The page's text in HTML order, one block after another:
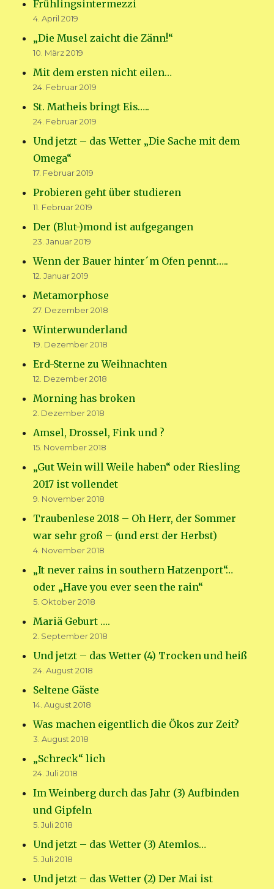
Frühlingsintermezzi
4. April 2019
„Die Musel zaicht die Zänn!“
10. März 2019
Mit dem ersten nicht eilen…
24. Februar 2019
St. Matheis bringt Eis…..
24. Februar 2019
Und jetzt – das Wetter „Die Sache mit dem
Omega“
17. Februar 2019
Probieren geht über studieren
11. Februar 2019
Der (Blut-)mond ist aufgegangen
23. Januar 2019
Wenn der Bauer hinter´m Ofen pennt…..
12. Januar 2019
Metamorphose
27. Dezember 2018
Winterwunderland
19. Dezember 2018
Erd-Sterne zu Weihnachten
12. Dezember 2018
Morning has broken
2. Dezember 2018
Amsel, Drossel, Fink und ?
15. November 2018
„Gut Wein will Weile haben“ oder Riesling
2017 ist vollendet
9. November 2018
Traubenlese 2018 – Oh Herr, der Sommer
war sehr groß – (und erst der Herbst)
4. November 2018
„It never rains in southern Hatzenport“…
oder „Have you ever seen the rain“
5. Oktober 2018
Mariä Geburt ….
2. September 2018
Und jetzt – das Wetter (4) Trocken und heiß
24. August 2018
Seltene Gäste
14. August 2018
Was machen eigentlich die Ökos zur Zeit?
3. August 2018
„Schreck“ lich
24. Juli 2018
Im Weinberg durch das Jahr (3) Aufbinden
und Gipfeln
5. Juli 2018
Und jetzt – das Wetter (3) Atemlos…
5. Juli 2018
Und jetzt – das Wetter (2) Der Mai ist